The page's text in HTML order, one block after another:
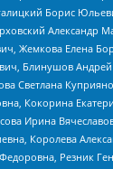
Борис
Александр
Жемкова Елена
Блинушов
Светлана
Кокорина
Ирина
Королева
Резник